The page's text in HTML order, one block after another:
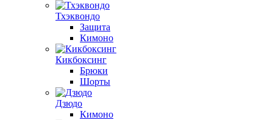
Тхэквондо
Защита
Кимоно
Кикбоксинг
Брюки
Шорты
Дзюдо
Кимоно